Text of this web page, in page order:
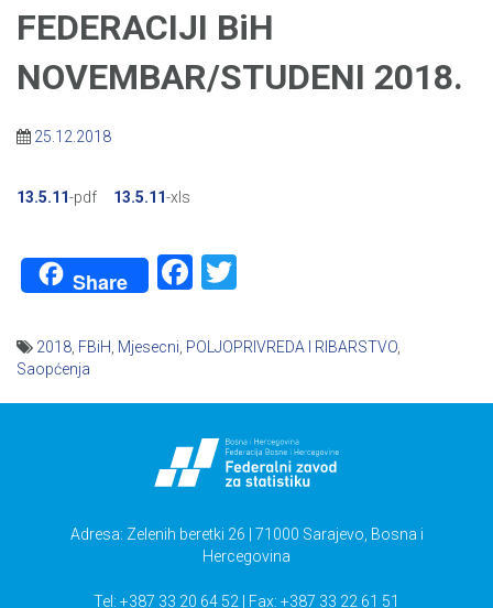
FEDERACIJI BiH
NOVEMBAR/STUDENI 2018.
25.12.2018
13.5.11-pdf 13.5.11-xls
Share Facebook
2018 FBiH Mjesecni POLJOPRIVREDA I RIBARSTVO
Saopćenja
Adresa: Zelenih beretki 26 | 71000 Sarajevo, Bosna i
Hercegovina
Tel: +387 33 20 64 52 | Fax: +387 33 22 61 51